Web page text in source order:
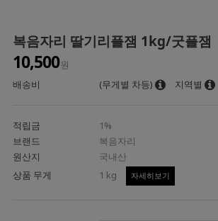
복음자리 딸기리플잼 1kg/굿플잼
10,500원
배송비
(무게별 차등) 지역별
적립금
1%
브랜드
복음자리
원산지
국내산
상품 무게
1 kg 자세히보기